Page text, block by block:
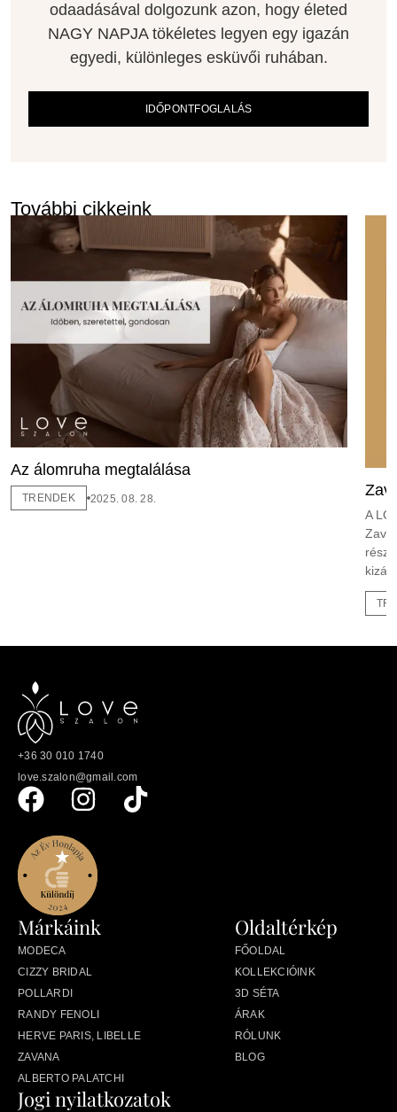
odaadásával dolgozunk azon, hogy életed
NAGY NAPJA tökéletes legyen egy igazán
egyedi, különleges esküvői ruhában.
IDŐPONTFOGLALÁS
További cikkeink
Az álomruha megtalálása
TRENDEK 2025. 08. 28.
A
+36 30 010 1740
love.szalon@gmail.com
Oldaltérkép
FŐOLDAL
KOLLEKCIÓINK
3D SÉTA
ÁRAK
RÓLUNK
BLOG
Márkáink
MODECA
CIZZY BRIDAL
POLLARDI
RANDY FENOLI
HERVE PARIS, LIBELLE
ZAVANA
ALBERTO PALATCHI
Jogi nyilatkozatok